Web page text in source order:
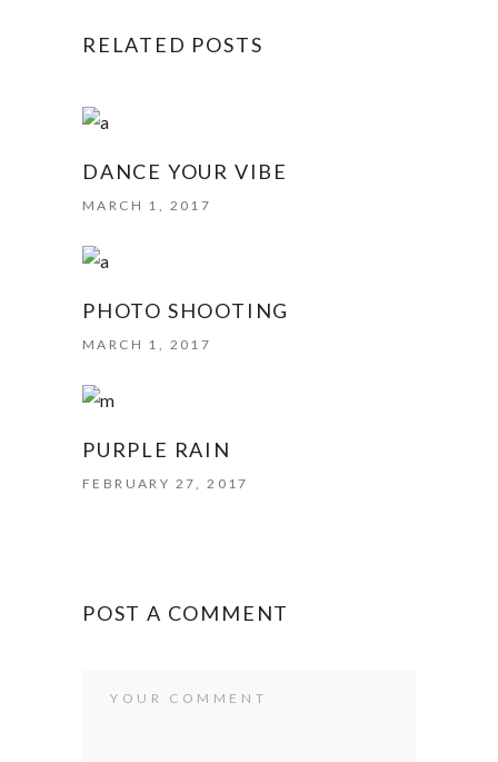
RELATED POSTS
DANCE YOUR VIBE
MARCH 1, 2017
PHOTO SHOOTING
MARCH 1, 2017
PURPLE RAIN
FEBRUARY 27, 2017
POST A COMMENT